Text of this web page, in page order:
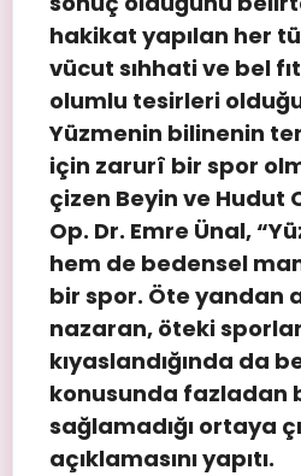
hakikat yapılan her
vücut sıhhati ve bel
olumlu tesirleri
Yüzmenin bilinenin
için zarurî bir spor
çizen Beyin ve Hudut
Op. Dr. Emre Ünal,
hem de bedensel
bir spor. Öte yandan
nazaran, öteki
kıyaslandığında da
konusunda fazladan
sağlamadığı ortaya
açıklamasını yapıtı.